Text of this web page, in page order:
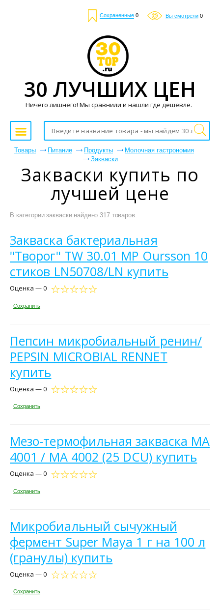
Сохраненные 0 Вы смотрели 0
Товары Питание Продукты
Молочная гастрономия
Закваски
Закваски купить по
лучшей цене
В категории закваски найдено 317 товаров.
Закваска бактериальная
"Творог" TW 30.01 MP Oursson 10
стиков LN50708/LN купить
Оценка — 0
Сохранить
Пепсин микробиальный ренин/
PEPSIN MICROBIAL RENNET
купить
Оценка — 0
Сохранить
Мезо-термофильная закваска MA
4001 / MA 4002 (25 DCU) купить
Оценка — 0
Сохранить
Микробиальный сычужный
фермент Super Maya 1 г на 100 л
(гранулы) купить
Оценка — 0
Сохранить
30 ЛУЧШИХ ЦЕН
Ничего лишнего! Мы сравнили и нашли где дешевле.